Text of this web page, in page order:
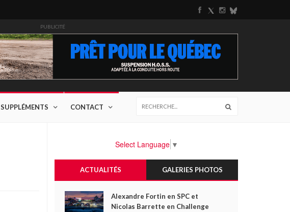
PUBLICITÉ
SUPPLÉMENTS CONTACT
Select Language ▼
ACTUALITÉS GALERIES PHOTOS
Alexandre Fortin en SPC et
Nicolas Barrette en Challenge